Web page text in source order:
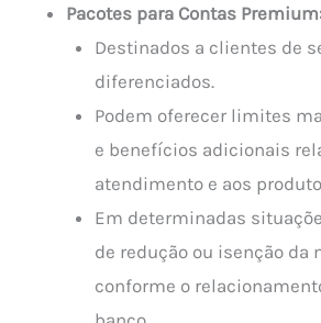
Pacotes para Contas
Destinados a clientes de
diferenciados.
Podem oferecer limites
e benefícios adicionais
atendimento e aos
Em determinadas
de redução ou isenção da
conforme o